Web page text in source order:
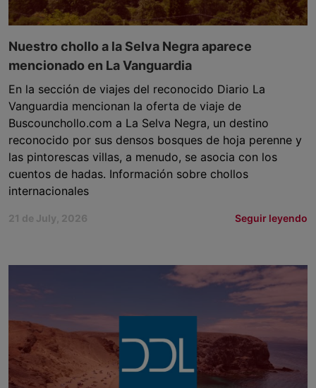
Nuestro chollo a la Selva Negra aparece
mencionado en La Vanguardia
En la sección de viajes del reconocido Diario La
Vanguardia mencionan la oferta de viaje de
Buscounchollo.com a La Selva Negra, un destino
reconocido por sus densos bosques de hoja perenne y
las pintorescas villas, a menudo, se asocia con los
cuentos de hadas. Información sobre chollos
internacionales
21 de July, 2026 Seguir leyendo